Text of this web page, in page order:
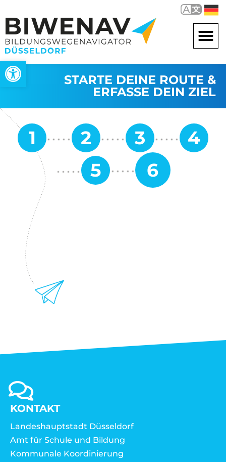
Open toolbar
STARTE DEINE ROUTE &
ERFASSE DEIN ZIEL
KONTAKT
Landeshauptstadt Düsseldorf
Amt für Schule und Bildung
Kommunale Koordinierung